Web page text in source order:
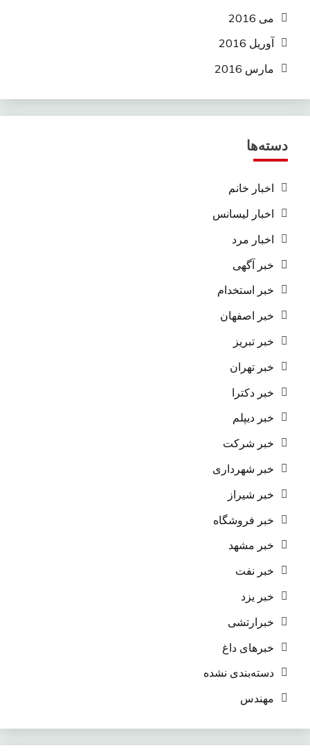
می 2016
آوریل 2016
مارس 2016
دسته‌ها
اخبار خانم
اخبار لیسانس
اخبار مرد
خبر آگهی
خبر استخدام
خبر اصفهان
خبر تبریز
خبر تهران
خبر دکترا
خبر دیپلم
خبر شرکت
خبر شهرداری
خبر شیراز
خبر فروشگاه
خبر مشهد
خبر نفت
خبر یزد
خبرارتشی
خبرهای داغ
دسته‌بندی نشده
مهندس